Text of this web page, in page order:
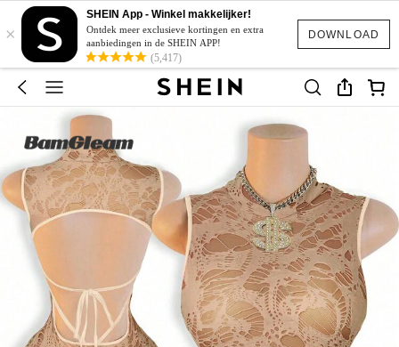
DOWNLOAD
×
SHEIN App - Winkel makkelijker!
Ontdek meer exclusieve kortingen en extra
aanbiedingen in de SHEIN APP!
(5,417)